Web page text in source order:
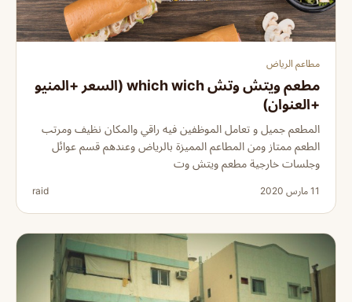
مطاعم الرياض
مطعم ويتش وتش which wich (السعر +المنيو
+العنوان)
المطعم جميل و تعامل الموظفين فيه راقي والمكان نظيف ومرتب
الطعم ممتاز ومن المطاعم المميزة بالرياض وعندهم قسم عوائل
وجلسات خارجية مطعم ويتش وت
11 مارس 2020 raid